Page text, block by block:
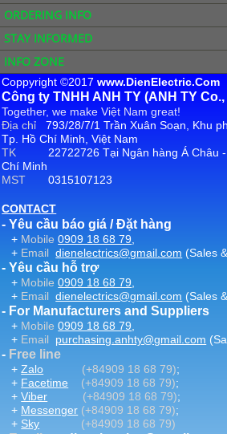
ORDERING INFO
STAY INFORMED
INFO ZONE
Coppyright ©2017www.DienElectric.Com
Công ty TNHH ANH TY (ANH TY Co.,
Together, we make Việt Nam great!
Địa chỉ793/28/7/1 Trần Xuân Soạn, Khu
Tp. Hồ Chí Minh, Việt Nam
TK 22722726 Tại Ngân hàng Á Châu
Chí Minh
MST0315107123
CONTACT
- Yêu cầu báo giá / Đặt hàng
+ Mobile 0909 18 68 79
+ Email dienelectrics@gmail.com (Sales
- Yêu cầu hỗ trợ
+ Mobile 0909 18 68 79
+ Email dienelectrics@gmail.com (Sales
- For Manufacturers and Suppliers
+ Mobile 0909 18 68 79
+ Email purchasing.anhty@gmail.com
- Free line
+Zalo (+84909 18 68 79);
+ Facetime (+84909 18 68 79);
+Viber (+84909 18 68 79);
+ Messenger (+84909 18 68 79);
+ Sky (+84909 18 68 79)